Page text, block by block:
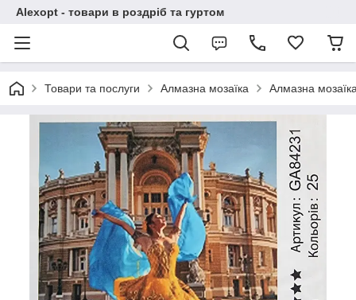
Alexopt - товари в роздріб та гуртом
Товари та послуги Алмазна мозаїка Алмазна